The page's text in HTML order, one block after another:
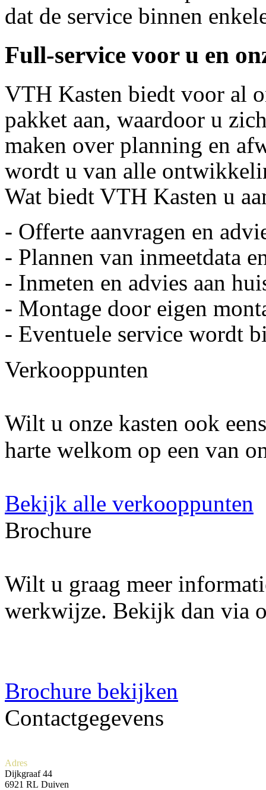
dat de service binnen
Full-service voor u en
VTH Kasten biedt voor al
pakket aan, waardoor u
maken over planning en
wordt u van alle
Wat biedt VTH Kasten u
- Offerte aanvragen en
- Plannen van inmeetdata
- Inmeten en advies aan
- Montage door eigen
- Eventuele service wordt
Verkooppunten
Wilt u onze kasten ook
harte welkom op een van
Bekijk alle verkooppunten
Brochure
Wilt u graag meer
werkwijze. Bekijk dan via
Brochure bekijken
Contactgegevens
Adres
Dijkgraaf 44
6921 RL Duiven